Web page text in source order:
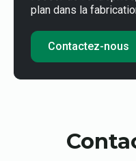
plan dans la
Contactez-nous